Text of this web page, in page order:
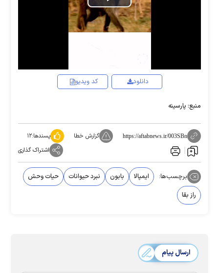
Play
Video
کد ویدیو دانلود
منبع: پارسینه
https://aftabnews.ir/003SBn گزارش خطا پسندها:۱۲
اشتراک گذاری
برچسب‌ها: ایمپالا بابون نبرد حیوانات
حیات وحش
راز بقا
ارسال پیام